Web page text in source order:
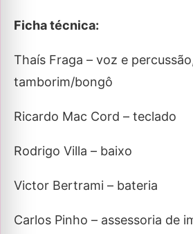
Ficha técnica:
Thaís Fraga – voz e
tamborim/bongô
Ricardo Mac Cord – teclado
Rodrigo Villa – baixo
Victor Bertrami – bateria
Carlos Pinho – assessoria de